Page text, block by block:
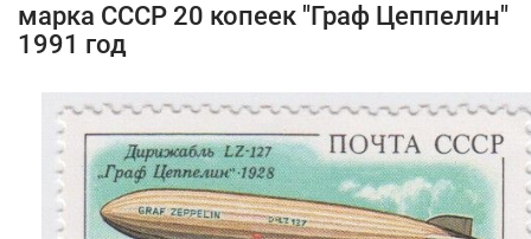
марка СССР 20 копеек "Граф Цеппелин"
1991 год